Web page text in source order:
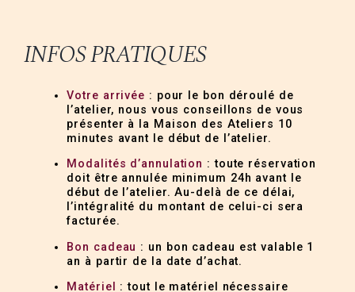
INFOS PRATIQUES
Votre arrivée : pour le bon déroulé de
l’atelier, nous vous conseillons de vous
présenter à la Maison des Ateliers 10
minutes avant le début de l’atelier.
Modalités d’annulation : toute réservation
doit être annulée minimum 24h avant le
début de l’atelier. Au-delà de ce délai,
l’intégralité du montant de celui-ci sera
facturée.
Bon cadeau : un bon cadeau est valable 1
an à partir de la date d’achat.
Matériel
: tout le matériel nécessaire